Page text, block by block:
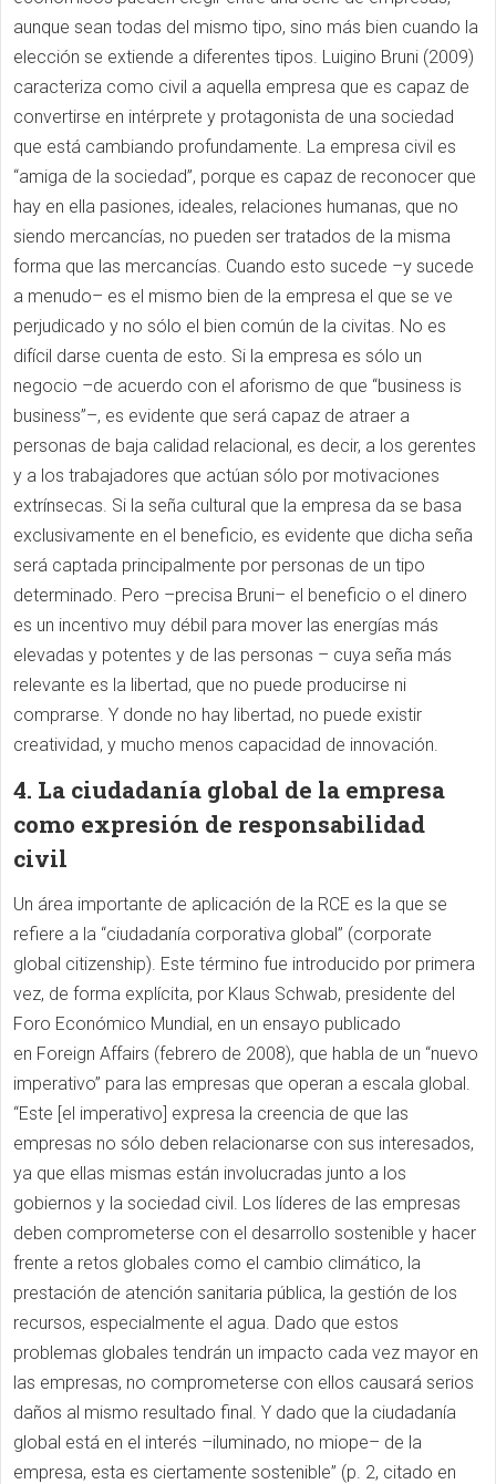
aunque sean todas del mismo tipo, sino más bien cuando la
elección se extiende a diferentes tipos. Luigino Bruni (2009)
caracteriza como civil a aquella empresa que es capaz de
convertirse en intérprete y protagonista de una sociedad
que está cambiando profundamente. La empresa civil es
“amiga de la sociedad”, porque es capaz de reconocer que
hay en ella pasiones, ideales, relaciones humanas, que no
siendo mercancías, no pueden ser tratados de la misma
forma que las mercancías. Cuando esto sucede –y sucede
a menudo– es el mismo bien de la empresa el que se ​​ve
perjudicado y no sólo el bien común de la civitas. No es
difícil darse cuenta de esto. Si la empresa es sólo un
negocio –de acuerdo con el aforismo de que “business is
business”–, es evidente que será capaz de atraer a
personas de baja calidad relacional, es decir, a los gerentes
y a los trabajadores que actúan sólo por motivaciones
extrínsecas. Si la seña cultural que la empresa da se basa
exclusivamente en el beneficio, es evidente que dicha seña
será captada principalmente por personas de un tipo
determinado. Pero –precisa Bruni– el beneficio o el dinero
es un incentivo muy débil para mover las energías más
elevadas y potentes y de las personas – cuya seña más
relevante es la libertad, que no puede producirse ni
comprarse. Y donde no hay libertad, no puede existir
creatividad, y mucho menos capacidad de innovación.
4. La ciudadanía global de la empresa
como expresión de responsabilidad
civil
Un área importante de aplicación de la RCE es la que se
refiere a la “ciudadanía corporativa global” (corporate
global citizenship). Este término fue introducido por primera
vez, de forma explícita, por Klaus Schwab, presidente del
Foro Económico Mundial, en un ensayo publicado
en Foreign Affairs (febrero de 2008), que habla de un “nuevo
imperativo” para las empresas que operan a escala global.
“Este [el imperativo] expresa la creencia de que las
empresas no sólo deben relacionarse con sus interesados,
ya que ellas mismas están involucradas junto a los
gobiernos y la sociedad civil. Los líderes de las empresas
deben comprometerse con el desarrollo sostenible y hacer
frente a retos globales como el cambio climático, la
prestación de atención sanitaria pública, la gestión de los
recursos, especialmente el agua. Dado que estos
problemas globales tendrán un impacto cada vez mayor en
las empresas, no comprometerse con ellos causará serios
daños al mismo resultado final. Y dado que la ciudadanía
global está en el interés –iluminado, no miope– de la
empresa, esta es ciertamente sostenible” (p. 2, citado en